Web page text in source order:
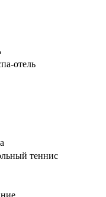
отель
теннис